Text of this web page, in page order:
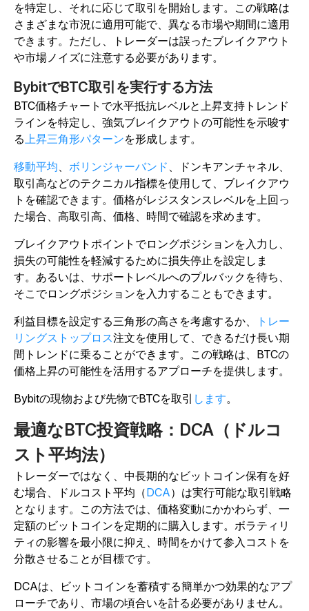
を特定し、それに応じて取引を開始します。 この戦略は
さまざまな市況に適用可能で、異なる市場や期間に適用
できます。ただし、トレーダーは誤ったブレイクアウト
や市場ノイズに注意する必要があります。
BybitでBTC取引を実行する方法
BTC価格チャートで水平抵抗レベルと上昇支持トレンド
ラインを特定し、強気ブレイクアウトの可能性を示唆す
る上昇三角形パターンを形成します。
移動平均、 ボリンジャーバンド 、ドンキアンチャネル、
取引高などのテクニカル指標を使用して 、ブレイクアウ
トを確認できます。 価格がレジスタンスレベルを上回っ
た場合、高取引高、価格、時間で確認を求めます。
ブレイクアウトポイントでロングポジションを入力し、
損失の可能性を軽減するために損失停止を設定しま
す。 あるいは、サポートレベルへのプルバックを待ち、
そこでロングポジションを入力することもできます。
利益目標を設定する三角形の高さを考慮するか、
トレー
リングストップロス注文を使用して、できるだけ長い期
間トレンドに乗ることができます。この戦略は、BTCの
価格上昇の可能性を活用するアプローチを提供します。
Bybitの現物および先物でBTCを取引 します。
最適なBTC投資戦略：DCA（ドルコ
スト平均法）
トレーダーではなく、中長期的なビットコイン保有を好
む場合、ドルコスト平均（DCA）は実行可能な取引戦略
となります。この方法では、価格変動にかかわらず、一
定額のビットコインを定期的に購入します。ボラティリ
ティの影響を最小限に抑え、時間をかけて参入コストを
分散させることが目標です。
DCAは、ビットコインを蓄積する簡単かつ効果的なアプ
ローチであり、市場の頃合いを計る必要がありません。